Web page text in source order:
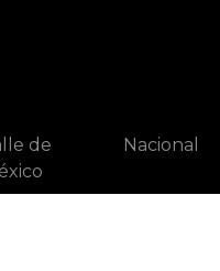
de
Nacional